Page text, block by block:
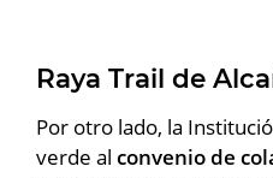
Raya Trail de
Por otro lado, la
verde al convenio de